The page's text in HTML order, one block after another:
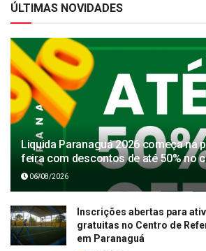
ÚLTIMAS NOVIDADES
Liquida Paranaguá 2026 começa na
feira com descontos de até 50% no
06/08/2026
Inscrições abertas para
gratuitas no Centro de
em Paranaguá